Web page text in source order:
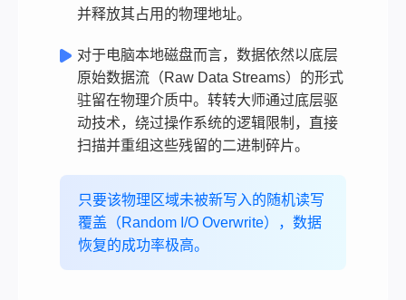
并释放其占用的物理地址。
对于电脑本地磁盘而言，数据依然以底层
原始数据流（Raw Data Streams）的形式
驻留在物理介质中。转转大师通过底层驱
动技术，绕过操作系统的逻辑限制，直接
扫描并重组这些残留的二进制碎片。
只要该物理区域未被新写入的随机读写
覆盖（Random I/O Overwrite），数据
恢复的成功率极高。